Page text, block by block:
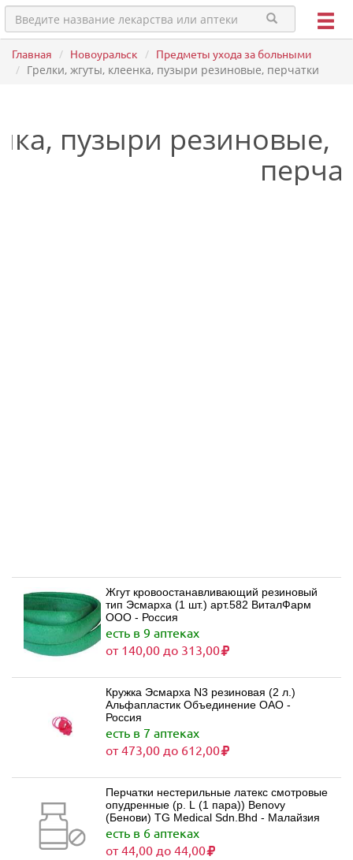
Главная Новоуральск Предметы ухода за больными
Грелки, жгуты, клеенка, пузыри резиновые, перчатки
пузыри резиновые,
Жгут кровоостанавливающий резиновый
тип Эсмарха (1 шт.) арт.582 ВиталФарм
ООО - Россия
есть в 9 аптеках
от 140,00 до 313,00
Кружка Эсмарха N3 резиновая (2 л.)
Альфапластик Объединение ОАО -
Россия
есть в 7 аптеках
от 473,00 до 612,00
Перчатки нестерильные латекс смотровые
опудренные (р. L (1 пара)) Benovy
(Бенови) TG Medical Sdn.Bhd - Малайзия
есть в 6 аптеках
от 44,00 до 44,00